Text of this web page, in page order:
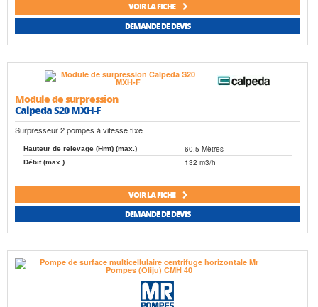
VOIR LA FICHE
DEMANDE DE DEVIS
Module de surpression
Calpeda S20 MXH-F
Surpresseur 2 pompes à vitesse fixe
Hauteur de relevage (Hmt) (max.) 60.5 Mètres
Débit (max.) 132 m3/h
VOIR LA FICHE
DEMANDE DE DEVIS